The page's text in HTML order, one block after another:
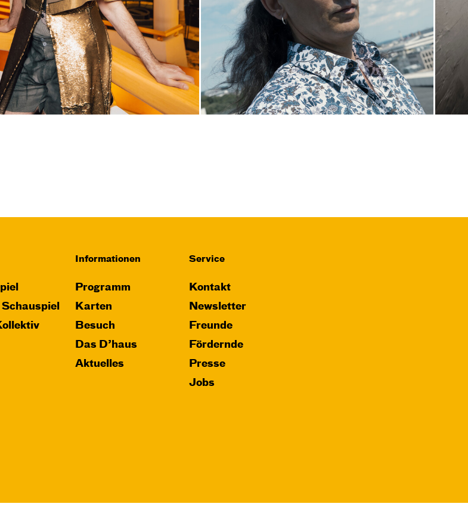
Informationen
Programm
Karten
Besuch
Das D’haus
Aktuelles
Service
Kontakt
Newsletter
Freunde
Fördernde
Presse
Jobs